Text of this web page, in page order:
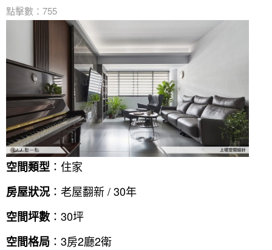
點擊數：755
空間類型 ：住家
房屋狀況 ：老屋翻新 / 30年
空間坪數 ：30坪
空間格局 ：3房2廳2衛